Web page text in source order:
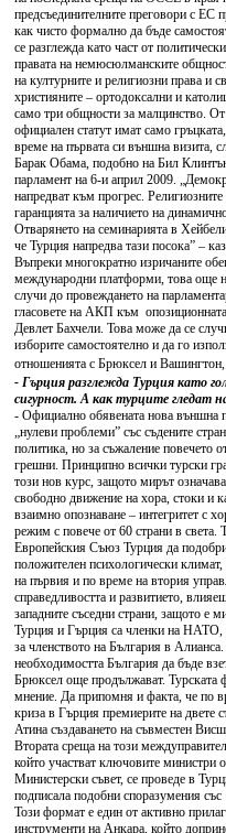
предсъединителните преговори с ЕС
как чисто формално да бъде
се разглежда като част от
правата на немюсюлманските
на културните и религиозни права и
християните – ортодоксални и
само три общности за малцинство.
официален статут имат само
време на първата си външна визита,
Барак Обама, подобно на Бил
парламент на 6-и април 2009.
напредват към прогрес.
гаранцията за наличието на
Отварянето на семинарията в
че Турция напредва тази посока” –
Въпреки многократно изричаните
международни платформи, това още
случи до провеждането на
гласовете на АКП към
Девлет Бахчели. Това може да се
изборите самостоятелно и да го
отношенията с Брюксел и
- Гърция разглежда Турция като
сигурност. А как турците гледат
- Официално обявената нова външна
„нулеви проблеми” със съдените
политика, но за съжаление повечето
грешни. Принципно всички турски
този нов курс, защото мирът
свободно движение на хора, стоки и
взаимно опознаване – интегритет с
режим с повече от 60 страни в света.
Европейския Съюз Турция да
положителен психологически
на първия и по време на втория
справедливостта и развитието,
западните съседни страни, защото е
Турция и Гърция са членки на НАТО,
за членството на България в
необходимостта България да бъде
Брюксел още продължават. Турската
мнение. Да припомня и факта, че по
криза в Гърция премиерите на двете
Атина създаването на съвместен Висш
Втората среща на този
който участват ключовите министри
Министерски съвет, се проведе в
подписала подобни споразумения
Този формат е един от активно
инструменти на Анкара, който